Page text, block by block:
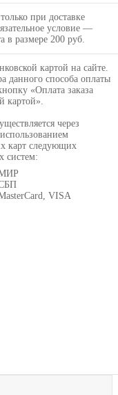
при доставке
условие —
в размере 200 руб.
картой на сайте.
данного способа оплаты
«Оплата заказа
картой».
через
карт следующих
систем:
VISA